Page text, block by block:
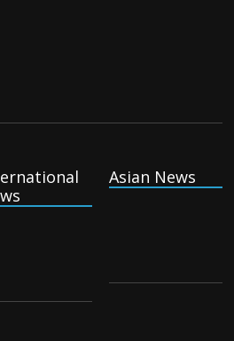
US, book warns
Asian News